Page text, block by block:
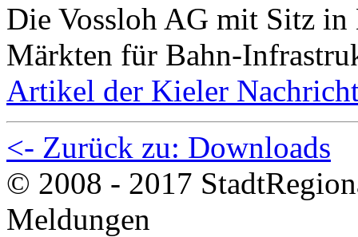
Die Vossloh AG mit Sitz
Märkten für Bahn-
Artikel der Kieler
<- Zurück zu: Downloads
© 2008 - 2017
Meldungen